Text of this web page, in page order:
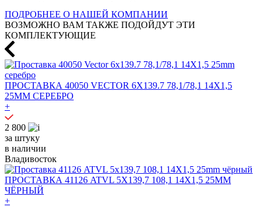
ПОДРОБНЕЕ О НАШЕЙ КОМПАНИИ
ВОЗМОЖНО ВАМ ТАКЖЕ ПОДОЙДУТ ЭТИ
КОМПЛЕКТУЮЩИЕ
ПРОСТАВКА 40050 VECTOR 6X139.7 78,1/78,1 14X1,5
25MM СЕРЕБРО
+
2 800
за штуку
в наличии
Владивосток
ПРОСТАВКА 41126 ATVL 5X139,7 108,1 14X1,5 25MM
ЧЁРНЫЙ
+